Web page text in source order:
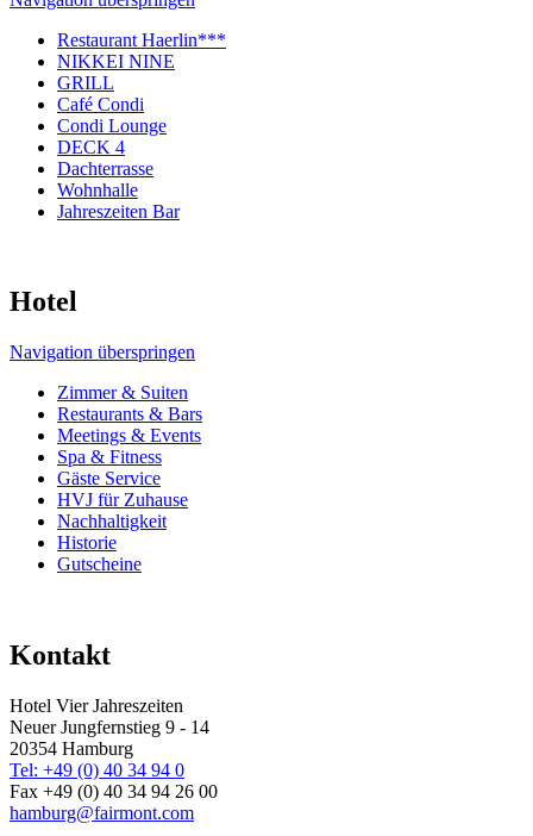
Restaurant Haerlin***
NIKKEI NINE
GRILL
Café Condi
Condi Lounge
DECK 4
Dachterrasse
Wohnhalle
Jahreszeiten Bar
Hotel
Navigation überspringen
Zimmer & Suiten
Restaurants & Bars
Meetings & Events
Spa & Fitness
Gäste Service
HVJ für Zuhause
Nachhaltigkeit
Historie
Gutscheine
Kontakt
Hotel Vier Jahreszeiten
Neuer Jungfernstieg 9 - 14
20354 Hamburg
Tel: +49 (0) 40 34 94 0
Fax +49 (0) 40 34 94 26 00
hamburg@fairmont.com